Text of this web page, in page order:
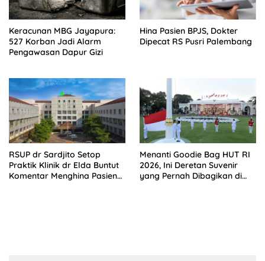
Keracunan MBG Jayapura:
527 Korban Jadi Alarm
Pengawasan Dapur Gizi
Hina Pasien BPJS, Dokter
Dipecat RS Pusri Palembang
RSUP dr Sardjito Setop
Praktik Klinik dr Elda Buntut
Komentar Menghina Pasien
Menanti Goodie Bag HUT RI
2026, Ini Deretan Suvenir
yang Pernah Dibagikan di